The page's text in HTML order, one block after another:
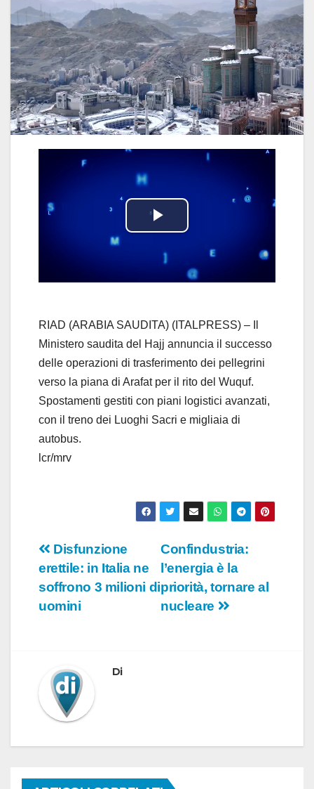
P
l
y
V
i
d
RIAD (ARABIA SAUDITA) (ITALPRESS) – Il
Ministero saudita del Hajj annuncia il successo
delle operazioni di trasferimento dei pellegrini
verso la piana di Arafat per il rito del Wuquf.
Spostamenti gestiti con piani logistici avanzati,
con il treno dei Luoghi Sacri e migliaia di
autobus.
lcr/mrv
Navigazione
articoli
Confindustria:
l’energia è la
priorità, tornare al
nucleare
Disfunzione
erettile: in Italia ne
soffrono 3 milioni di
uomini
Di